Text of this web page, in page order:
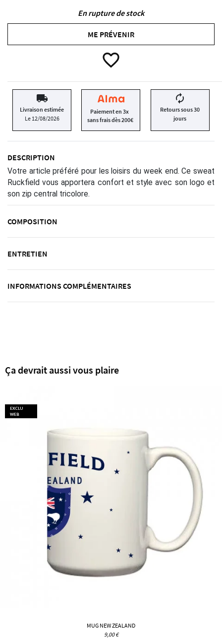
En rupture de stock
ME PRÉVENIR
favorite_border
local_shipping
Livraison estimée
Le 12/08/2026
Paiement en 3x
sans frais dès 200€
autorenew
Retours sous 30
jours
DESCRIPTION
Votre article préféré pour les loisirs du week end. Ce sweat
Ruckfield vous apportera confort et style avec son logo et
son zip central tricolore.
COMPOSITION
ENTRETIEN
INFORMATIONS COMPLÉMENTAIRES
Ça devrait aussi vous plaire
EXCLU
WEB
MUG NEW ZEALAND
9,00 €